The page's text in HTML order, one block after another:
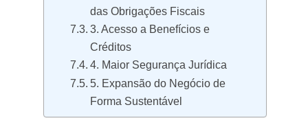
das Obrigações Fiscais
3. Acesso a Benefícios e
Créditos
4. Maior Segurança Jurídica
5. Expansão do Negócio de
Forma Sustentável